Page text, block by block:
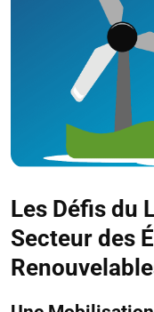
Les Défis du
Secteur des